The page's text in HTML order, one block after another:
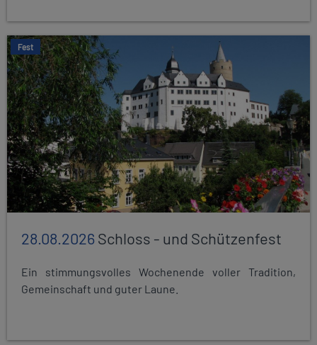
Fest
28.08.2026Schloss - und Schützenfest
Ein stimmungsvolles Wochenende voller Tradition,
Gemeinschaft und guter Laune.